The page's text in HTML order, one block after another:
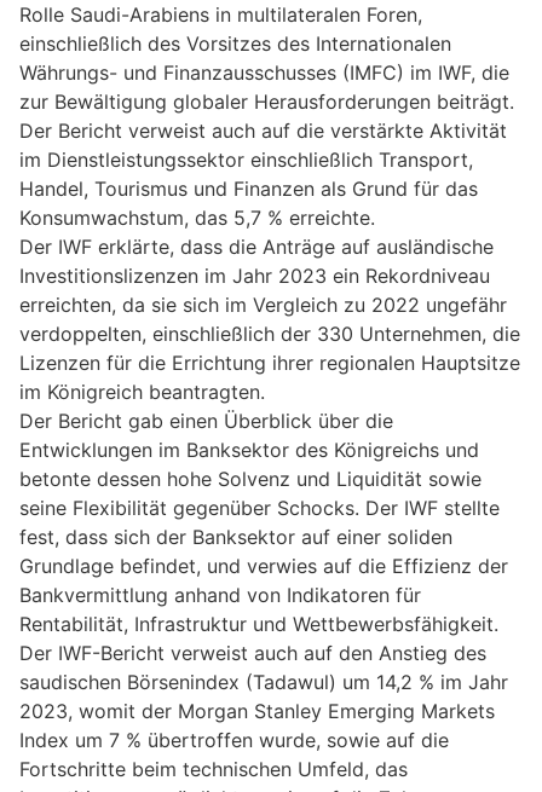
Rolle Saudi-Arabiens in multilateralen Foren,
einschließlich des Vorsitzes des Internationalen
Währungs- und Finanzausschusses (IMFC) im IWF, die
zur Bewältigung globaler Herausforderungen beiträgt.
Der Bericht verweist auch auf die verstärkte Aktivität
im Dienstleistungssektor einschließlich Transport,
Handel, Tourismus und Finanzen als Grund für das
Konsumwachstum, das 5,7 % erreichte.
Der IWF erklärte, dass die Anträge auf ausländische
Investitionslizenzen im Jahr 2023 ein Rekordniveau
erreichten, da sie sich im Vergleich zu 2022 ungefähr
verdoppelten, einschließlich der 330 Unternehmen, die
Lizenzen für die Errichtung ihrer regionalen Hauptsitze
im Königreich beantragten.
Der Bericht gab einen Überblick über die
Entwicklungen im Banksektor des Königreichs und
betonte dessen hohe Solvenz und Liquidität sowie
seine Flexibilität gegenüber Schocks. Der IWF stellte
fest, dass sich der Banksektor auf einer soliden
Grundlage befindet, und verwies auf die Effizienz der
Bankvermittlung anhand von Indikatoren für
Rentabilität, Infrastruktur und Wettbewerbsfähigkeit.
Der IWF-Bericht verweist auch auf den Anstieg des
saudischen Börsenindex (Tadawul) um 14,2 % im Jahr
2023, womit der Morgan Stanley Emerging Markets
Index um 7 % übertroffen wurde, sowie auf die
Fortschritte beim technischen Umfeld, das